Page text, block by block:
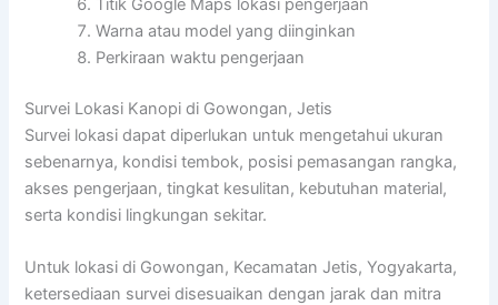
Titik Google Maps lokasi pengerjaan
Warna atau model yang diinginkan
Perkiraan waktu pengerjaan
Survei Lokasi Kanopi di Gowongan, Jetis
Survei lokasi dapat diperlukan untuk mengetahui ukuran
sebenarnya, kondisi tembok, posisi pemasangan rangka,
akses pengerjaan, tingkat kesulitan, kebutuhan material,
serta kondisi lingkungan sekitar.
Untuk lokasi di Gowongan, Kecamatan Jetis, Yogyakarta,
ketersediaan survei disesuaikan dengan jarak dan mitra